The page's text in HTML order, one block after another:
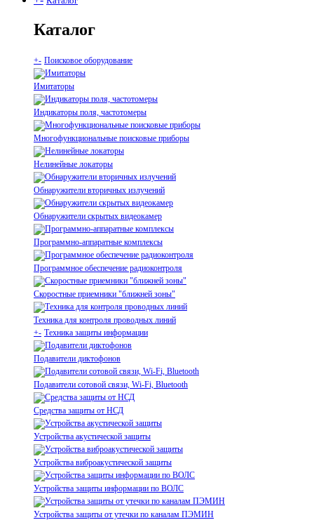
Каталог
+- Поисковое оборудование
Имитаторы
Индикаторы поля, частотомеры
Многофункциональные поисковые приборы
Нелинейные локаторы
Обнаружители вторичных излучений
Обнаружители скрытых видеокамер
Программно-аппаратные комплексы
Программное обеспечение радиоконтроля
Скоростные приемники "ближней зоны"
Техника для контроля проводных линий
+- Техника защиты информации
Подавители диктофонов
Подавители сотовой связи, Wi-Fi, Bluetooth
Средства защиты от НСД
Устройства акустической защиты
Устройства виброакустической защиты
Устройства защиты информации по ВОЛС
Устройства защиты от утечки по каналам ПЭМИН